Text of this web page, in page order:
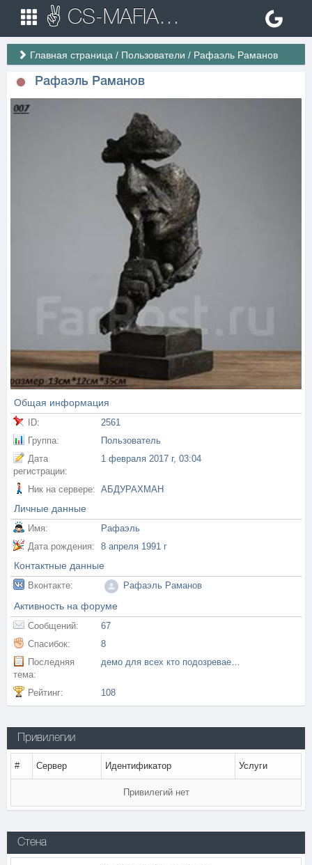
✌ CS-MAFIA.RU ✌ Игровые сервера Counter Strike 1.6
Главная страница / Пользователи / Рафаэль Раманов
Рафаэль Раманов
Общая информация
ID:
2561
Группа:
Пользователь
Дата
регистрации:
1 февраля 2017 г, 03:04
Ник на сервере: АБДУРАХМАН
Личные данные
Имя:
Рафаэль
Дата рождения:
8 апреля 1991 г
Контактные данные
Вконтакте: Рафаэль Раманов
Активность на форуме
Сообщений:
67
Спасибок:
8
Последняя
тема:
демо для всех кто подозревает и пож каждую секунду не надо банит, попросите скину демо еше где старые адекватные админы?
Рейтинг: 108
Привилегии
# Сервер Идентификатор Услуги
Привилегий нет
Стена